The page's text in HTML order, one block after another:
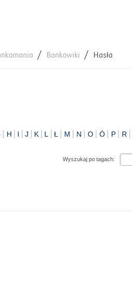
Bankowiki Hasła
H I J K L Ł M N O Ó P R
Wyszukaj po tagach: